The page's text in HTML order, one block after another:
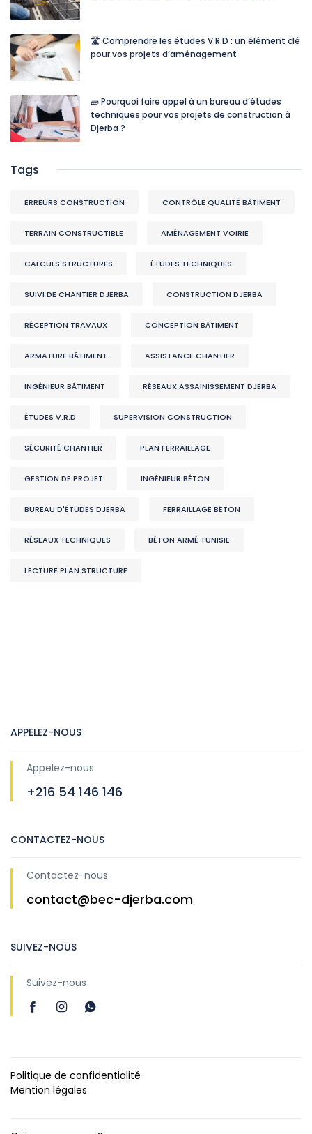
🛣️ Comprendre les études V.R.D : un élément clé
pour vos projets d’aménagement
🧱 Pourquoi faire appel à un bureau d’études
techniques pour vos projets de construction à
Djerba ?
Tags
ERREURS CONSTRUCTION CONTRÔLE QUALITÉ BÂTIMENT
TERRAIN CONSTRUCTIBLE AMÉNAGEMENT VOIRIE
CALCULS STRUCTURES ÉTUDES TECHNIQUES
SUIVI DE CHANTIER DJERBA CONSTRUCTION DJERBA
RÉCEPTION TRAVAUX CONCEPTION BÂTIMENT
ARMATURE BÂTIMENT ASSISTANCE CHANTIER
INGÉNIEUR BÂTIMENT RÉSEAUX ASSAINISSEMENT DJERBA
ÉTUDES V.R.D SUPERVISION CONSTRUCTION
SÉCURITÉ CHANTIER PLAN FERRAILLAGE
GESTION DE PROJET INGÉNIEUR BÉTON
BUREAU D'ÉTUDES DJERBA FERRAILLAGE BÉTON
RÉSEAUX TECHNIQUES BÉTON ARMÉ TUNISIE
LECTURE PLAN STRUCTURE
APPELEZ-NOUS
Appelez-nous
+216 54 146 146
CONTACTEZ-NOUS
Contactez-nous
contact@bec-djerba.com
SUIVEZ-NOUS
Suivez-nous
Politique de confidentialité
Mention légales